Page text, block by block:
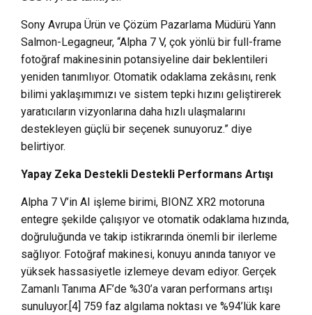
Sony Avrupa Ürün ve Çözüm Pazarlama Müdürü Yann
Salmon-Legagneur, “Alpha 7 V, çok yönlü bir full-frame
fotoğraf makinesinin potansiyeline dair beklentileri
yeniden tanımlıyor. Otomatik odaklama zekâsını, renk
bilimi yaklaşımımızı ve sistem tepki hızını geliştirerek
yaratıcıların vizyonlarına daha hızlı ulaşmalarını
destekleyen güçlü bir seçenek sunuyoruz.” diye
belirtiyor.
Yapay Zeka Destekli Destekli Performans Artışı
Alpha 7 V’in AI işleme birimi, BIONZ XR2 motoruna
entegre şekilde çalışıyor ve otomatik odaklama hızında,
doğruluğunda ve takip istikrarında önemli bir ilerleme
sağlıyor. Fotoğraf makinesi, konuyu anında tanıyor ve
yüksek hassasiyetle izlemeye devam ediyor. Gerçek
Zamanlı Tanıma AF’de %30’a varan performans artışı
sunuluyor.[4] 759 faz algılama noktası ve %94’lük kare